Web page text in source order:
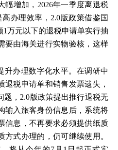
幅增加，2026年一季度离退税
办理效率，2.0版政策借鉴国
1万元以下的退税申请单实行抽
要由海关进行实物验核，这样
升办理数字化水平。在调研中
退税申请单和销售发票遗失，
题，2.0版政策提出推行退税无
输入旅客身份信息后，系统将
信息，不再要求必须提供纸质
式办理的，仍可继续使用。